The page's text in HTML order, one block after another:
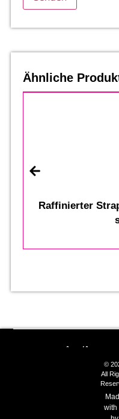
Ähnliche
Raffinierter
©
All